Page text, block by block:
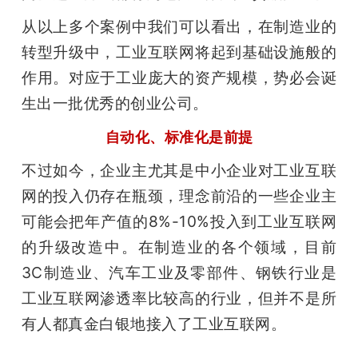
从以上多个案例中我们可以看出，在制造业的
转型升级中，工业互联网将起到基础设施般的
作用。对应于工业庞大的资产规模，势必会诞
生出一批优秀的创业公司。
自动化、标准化是前提
不过如今，企业主尤其是中小企业对工业互联
网的投入仍存在瓶颈，理念前沿的一些企业主
可能会把年产值的8%-10%投入到工业互联网
的升级改造中。在制造业的各个领域，目前
3C制造业、汽车工业及零部件、钢铁行业是
工业互联网渗透率比较高的行业，但并不是所
有人都真金白银地接入了工业互联网。